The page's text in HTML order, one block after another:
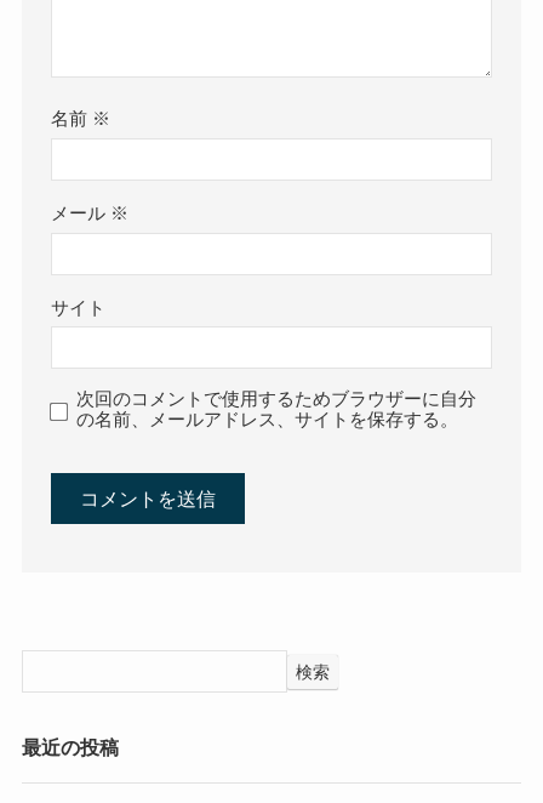
名前 ※
メール ※
サイト
次回のコメントで使用するためブラウザーに自分
の名前、メールアドレス、サイトを保存する。
検索
最近の投稿